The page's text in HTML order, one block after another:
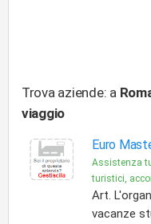
Trova aziende: a
viaggio
Euro
Assistenza
turistici,
Art.
vacanze